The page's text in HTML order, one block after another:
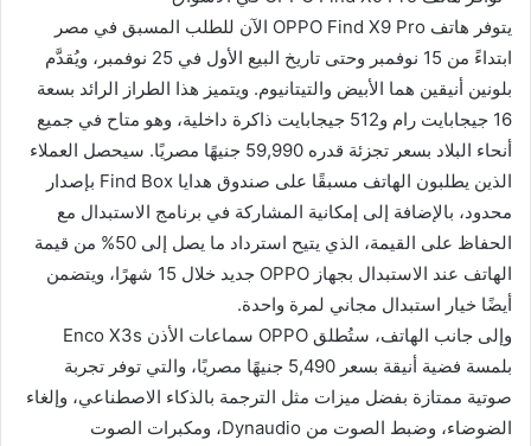
يتوفر هاتف OPPO Find X9 Pro الآن للطلب المسبق في مصر
ابتداءً من 15 نوفمبر وحتى تاريخ البيع الأول في 25 نوفمبر، ويُقدَّم
بلونين أنيقين هما الأبيض والتيتانيوم. ويتميز هذا الطراز الرائد بسعة
16 جيجابايت رام و512 جيجابايت ذاكرة داخلية، وهو متاح في جميع
أنحاء البلاد بسعر تجزئة قدره 59,990 جنيهًا مصريًا. سيحصل العملاء
الذين يطلبون الهاتف مسبقًا على صندوق هدايا Find Box بإصدار
محدود، بالإضافة إلى إمكانية المشاركة في برنامج الاستبدال مع
الحفاظ على القيمة، الذي يتيح استرداد ما يصل إلى 50% من قيمة
الهاتف عند الاستبدال بجهاز OPPO جديد خلال 15 شهرًا، ويتضمن
أيضًا خيار استبدال مجاني لمرة واحدة.
وإلى جانب الهاتف، ستُطلق OPPO سماعات الأذن Enco X3s
بلمسة فضية أنيقة بسعر 5,490 جنيهًا مصريًا، والتي توفر تجربة
صوتية ممتازة بفضل ميزات مثل الترجمة بالذكاء الاصطناعي، وإلغاء
الضوضاء، وضبط الصوت من Dynaudio، ومكبرات الصوت